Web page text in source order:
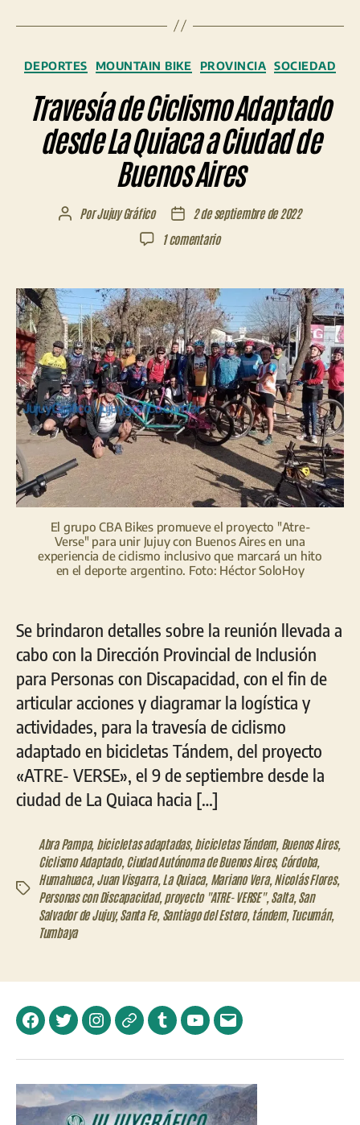
Categorías
DEPORTES MOUNTAIN BIKE PROVINCIA SOCIEDAD
Travesía de Ciclismo Adaptado
desde La Quiaca a Ciudad de
Buenos Aires
AutorPorJujuy Gráfico
Fecha
la
2 de septiembre de 2022
1 comentarioen
Ciclismo
Adaptado
desde
La
Quiaca
a
Ciudad
de
Buenos
Aires
El grupo CBA Bikes promueve el proyecto "Atre-
Verse" para unir Jujuy con Buenos Aires en una
experiencia de ciclismo inclusivo que marcará un hito
en el deporte argentino. Foto: Héctor SoloHoy
Se brindaron detalles sobre la reunión llevada a
cabo con la Dirección Provincial de Inclusión
para Personas con Discapacidad, con el fin de
articular acciones y diagramar la logística y
actividades, para la travesía de ciclismo
adaptado en bicicletas Tándem, del proyecto
«ATRE- VERSE», el 9 de septiembre desde la
ciudad de La Quiaca hacia […]
Etiquetas
Abra Pampa, bicicletas adaptadas, bicicletas Tándem, Buenos Aires,
Ciclismo Adaptado, Ciudad Autónoma de Buenos Aires, Córdoba,
Humahuaca, Juan Visgarra, La Quiaca, Mariano Vera, Nicolás Flores,
Personas con Discapacidad, proyecto "ATRE- VERSE", Salta, San
Salvador de Jujuy,Santa Fe, Santiago del Estero, tándem, Tucumán,
Tumbaya
FacebookTwitterInstagramTelegramTumblrYouTubeCorreo